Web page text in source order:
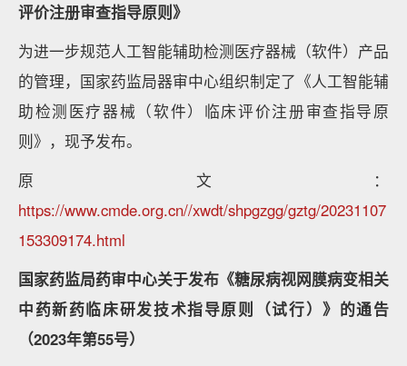
评价注册审查指导原则》
为进一步规范人工智能辅助检测医疗器械（软件）产品
的管理，国家药监局器审中心组织制定了《人工智能辅
助检测医疗器械（软件）临床评价注册审查指导原
则》，现予发布。
原文：
https://www.cmde.org.cn//xwdt/shpgzgg/gztg/20231107
153309174.html
国家药监局药审中心关于发布《糖尿病视网膜病变相关
中药新药临床研发技术指导原则（试行）》的通告
（2023年第55号）